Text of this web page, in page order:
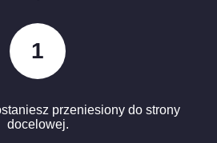
1
przeniesiony do strony
docelowej.